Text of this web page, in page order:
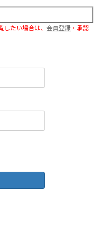
たい場合は、 会員登録 ・承認